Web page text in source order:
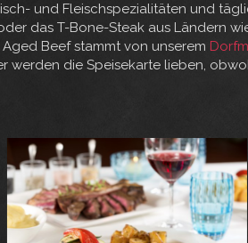
und Fleischspezialitäten und
das T-Bone-Steak aus Ländern
Beef stammt von unserem
werden die Speisekarte lieben,